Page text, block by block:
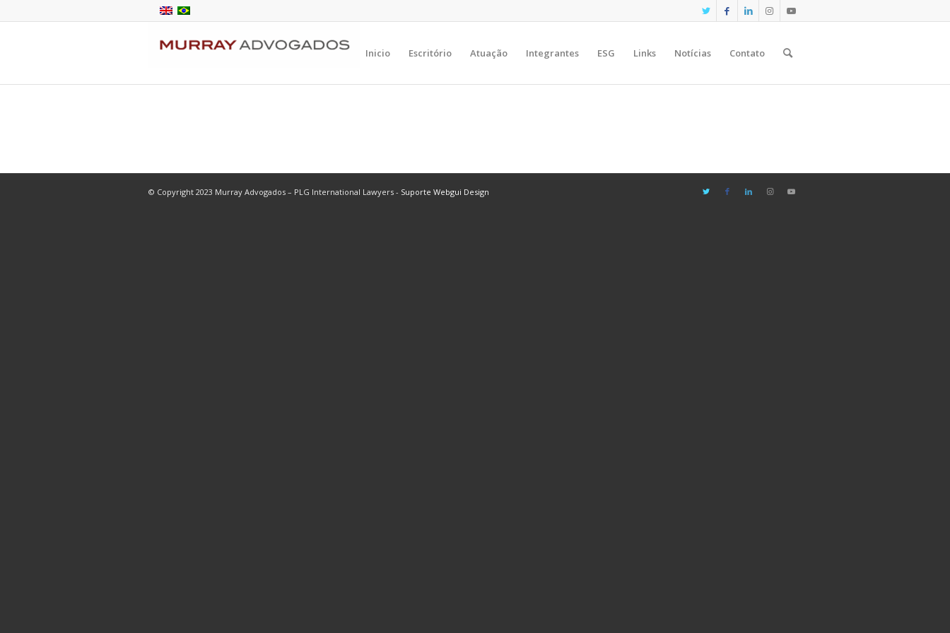
Inicio Escritório Atuação Integrantes ESG Links Notícias Contato
© Copyright 2023 Murray Advogados – PLG International Lawyers - Suporte Webgui Design